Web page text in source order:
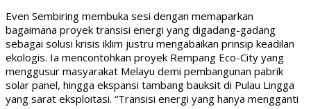
Even Sembiring membuka sesi dengan memaparkan
bagaimana proyek transisi energi yang digadang-gadang
sebagai solusi krisis iklim justru mengabaikan prinsip keadilan
ekologis. Ia mencontohkan proyek Rempang Eco-City yang
menggusur masyarakat Melayu demi pembangunan pabrik
solar panel, hingga ekspansi tambang bauksit di Pulau Lingga
yang sarat eksploitasi. “Transisi energi yang hanya mengganti